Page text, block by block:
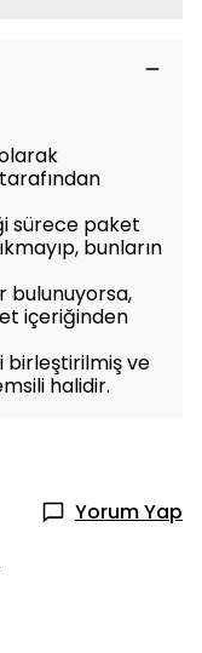
sürece paket
bunların
bulunuyorsa,
içeriğinden
ve
halidir.
Yorum Yap